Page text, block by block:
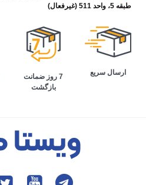
طبقه 5، واحد 511 (غیرفعال)
ارسال سریع
7 روز ضمانت
بازگشت